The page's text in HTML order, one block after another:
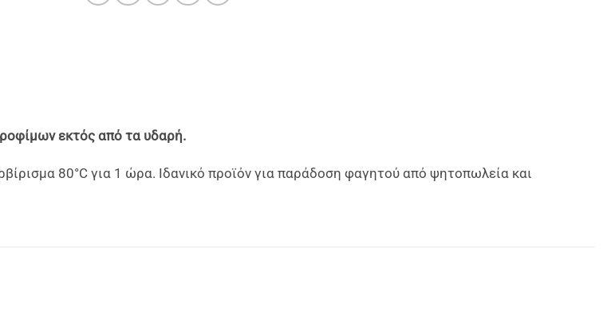
εκτός από τα υδαρή.
80°C για 1 ώρα. Ιδανικό προϊόν για παράδοση φαγητού από ψητοπωλεία και